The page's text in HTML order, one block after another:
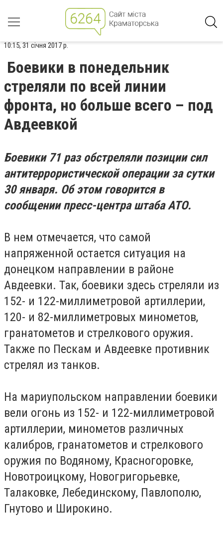
10:15, 31 січня 2017 р.
Боевики в понедельник
стреляли по всей линии
фронта, но больше всего – под
Авдеевкой
Боевики 71 раз обстреляли позиции сил
антитеррористической операции за сутки
30 января. Об этом говорится в
сообщении пресс-центра штаба АТО.
В нем отмечается, что самой
напряженной остается ситуация на
донецком направлении в районе
Авдеевки. Так, боевики здесь стреляли из
152- и 122-миллиметровой артиллерии,
120- и 82-миллиметровых минометов,
гранатометов и стрелкового оружия.
Также по Пескам и Авдеевке противник
стрелял из танков.
На мариупольском направлении боевики
вели огонь из 152- и 122-миллиметровой
артиллерии, минометов различных
калибров, гранатометов и стрелкового
оружия по Водяному, Красногоровке,
Новотроицкому, Новогригорьевке,
Талаковке, Лебединскому, Павлополю,
Гнутово и Широкино.